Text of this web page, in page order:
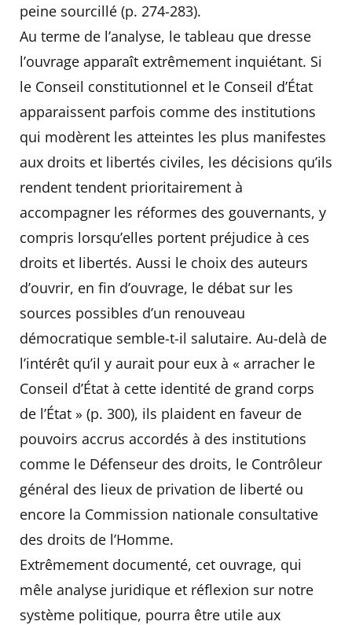
peine sourcillé (p. 274-283).
Au terme de l’analyse, le tableau que dresse
l’ouvrage apparaît extrêmement inquiétant. Si
le Conseil constitutionnel et le Conseil d’État
apparaissent parfois comme des institutions
qui modèrent les atteintes les plus manifestes
aux droits et libertés civiles, les décisions qu’ils
rendent tendent prioritairement à
accompagner les réformes des gouvernants, y
compris lorsqu’elles portent préjudice à ces
droits et libertés. Aussi le choix des auteurs
d’ouvrir, en fin d’ouvrage, le débat sur les
sources possibles d’un renouveau
démocratique semble-t-il salutaire. Au-delà de
l’intérêt qu’il y aurait pour eux à « arracher le
Conseil d’État à cette identité de grand corps
de l’État » (p. 300), ils plaident en faveur de
pouvoirs accrus accordés à des institutions
comme le Défenseur des droits, le Contrôleur
général des lieux de privation de liberté ou
encore la Commission nationale consultative
des droits de l’Homme.
Extrêmement documenté, cet ouvrage, qui
mêle analyse juridique et réflexion sur notre
système politique, pourra être utile aux